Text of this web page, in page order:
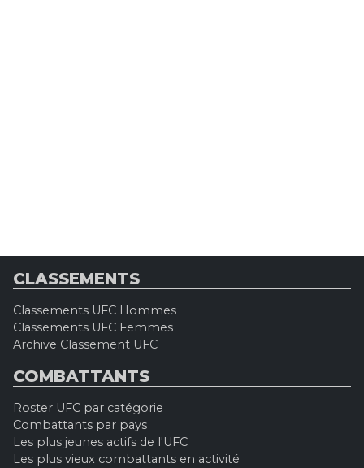
CLASSEMENTS
Classements UFC Hommes
Classements UFC Femmes
Archive Classement UFC
COMBATTANTS
Roster UFC par catégorie
Combattants par pays
Les plus jeunes actifs de l'UFC
Les plus vieux combattants en activité